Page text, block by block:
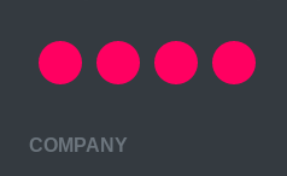
COMPANY